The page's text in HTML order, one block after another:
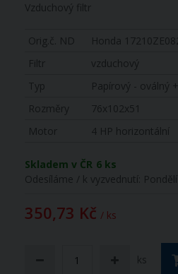
Vzduchový filtr
Orig.č. ND
Honda
Filtr
vzduchový
Typ
Papírový - oválný
Rozměry
76x102x51
Motor
4 HP horizontální
Skladem v ČR 6 ks
Odesíláme / k vyzvednutí:
350,73 Kč / ks
ks